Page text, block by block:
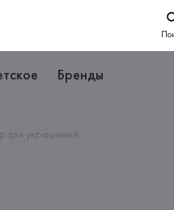
Бренды
для украшений